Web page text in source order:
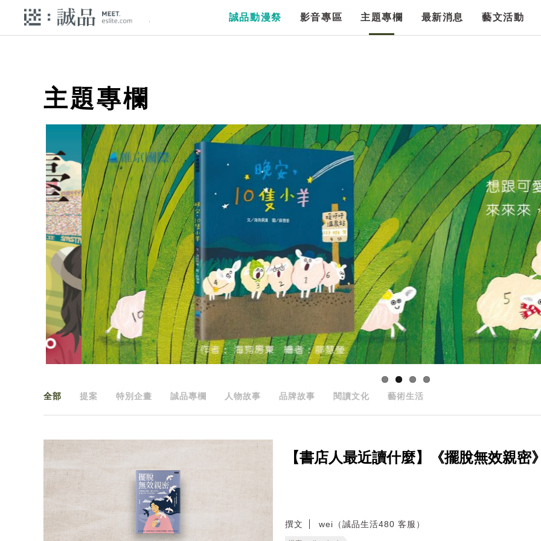
誠品動漫祭 影音專區 主題專欄 最新消息 藝文活動
主題專欄
全部 提案 特別企畫 誠品專欄 人物故事 品牌故事 閱讀文化 藝術生活
【書店人最近讀什麼】《擺脫無效親密
撰文 wei（誠品生活480 客服）